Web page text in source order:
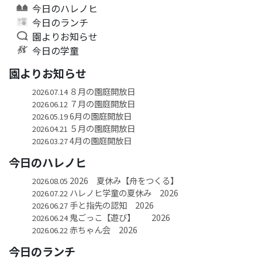
今日のハレノヒ
今日のランチ
園よりお知らせ
今日の学童
園よりお知らせ
2026.07.14８月の園庭開放日
2026.06.12 ７月の園庭開放日
2026.05.196月の園庭開放日
2026.04.21 ５月の園庭開放日
2026.03.274月の園庭開放日
今日のハレノヒ
2026.08.05 2026 夏休み【舟をつくる】
2026.07.22 ハレノヒ学童の夏休み 2026
2026.06.27手と指先の認知 2026
2026.06.24鬼ごっこ【遊び】 2026
2026.06.22 赤ちゃん会 2026
今日のランチ